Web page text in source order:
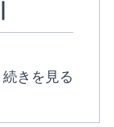
続きを見る